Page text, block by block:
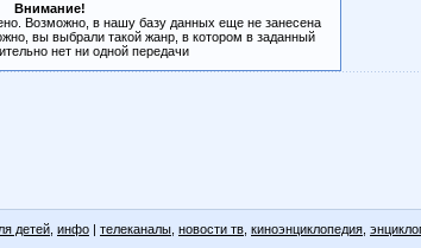
Внимание!
Возможно, в нашу базу данных еще не занесена
вы выбрали такой жанр, в котором в заданный
нет ни одной передачи
детей инфо | телеканалы новости тв киноэнциклопедия